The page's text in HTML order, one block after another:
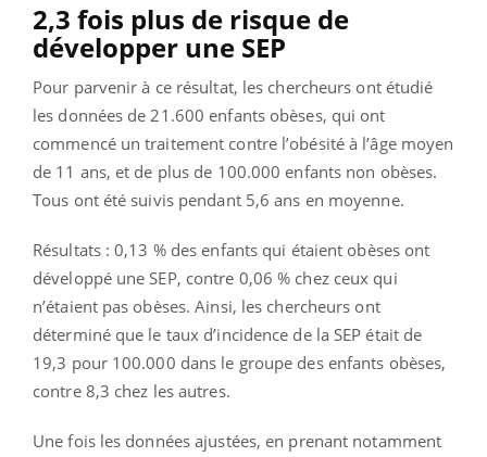
2,3 fois plus de risque de
développer une SEP
Pour parvenir à ce résultat, les chercheurs ont étudié
les données de 21.600 enfants obèses, qui ont
commencé un traitement contre l’obésité à l’âge moyen
de 11 ans, et de plus de 100.000 enfants non obèses.
Tous ont été suivis pendant 5,6 ans en moyenne.
Résultats : 0,13 % des enfants qui étaient obèses ont
développé une SEP, contre 0,06 % chez ceux qui
n’étaient pas obèses. Ainsi, les chercheurs ont
déterminé que le taux d’incidence de la SEP était de
19,3 pour 100.000 dans le groupe des enfants obèses,
contre 8,3 chez les autres.
Une fois les données ajustées, en prenant notamment